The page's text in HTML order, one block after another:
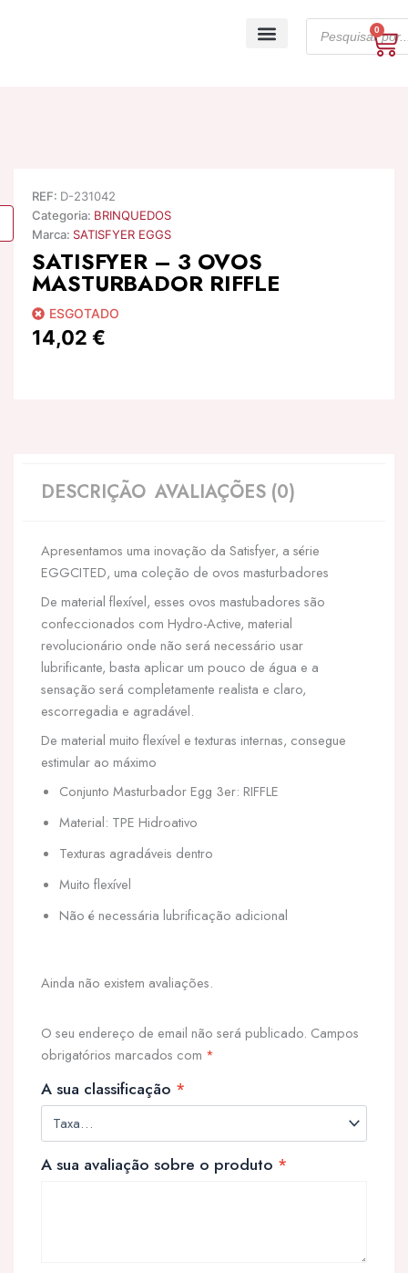
search
0
REF: D-231042
Categoria: BRINQUEDOS
Marca: SATISFYER EGGS
SATISFYER – 3 OVOS
MASTURBADOR RIFFLE
ESGOTADO
14,02 €
DESCRIÇÃO AVALIAÇÕES (0)
Apresentamos uma inovação da Satisfyer, a série
EGGCITED, uma coleção de ovos masturbadores
De material flexível, esses ovos mastubadores são
confeccionados com Hydro-Active, material
revolucionário onde não será necessário usar
lubrificante, basta aplicar um pouco de água e a
sensação será completamente realista e claro,
escorregadia e agradável.
De material muito flexível e texturas internas, consegue
estimular ao máximo
Conjunto Masturbador Egg 3er: RIFFLE
Material: TPE Hidroativo
Texturas agradáveis dentro
Muito flexível
Não é necessária lubrificação adicional
Ainda não existem avaliações.
O seu endereço de email não será publicado. Campos
obrigatórios marcados com *
A sua classificação *
A sua avaliação sobre o produto *